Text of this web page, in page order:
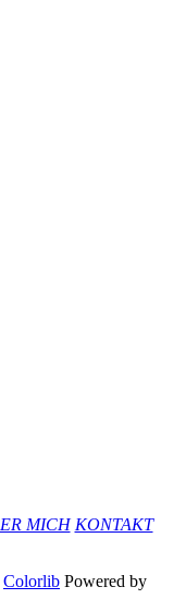
MICH KONTAKT
Colorlib Powered by